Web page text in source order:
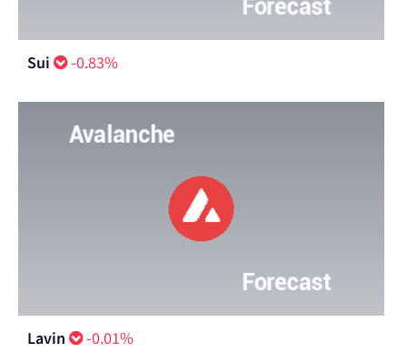
Sui -0.83%
Lavin -0.01%